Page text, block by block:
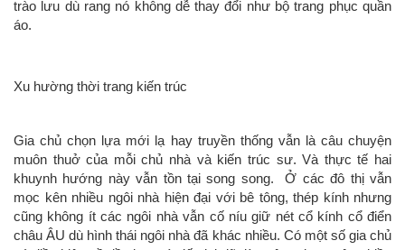
trào lưu dù rang nó không dễ thay đổi như bộ trang phục quần
áo.
Xu hường thời trang kiến trúc
Gia chủ chọn lựa mới lạ hay truyền thống vẫn là câu chuyện
muôn thuở của mỗi chủ nhà và kiến trúc sư. Và thực tế hai
khuynh hướng này vẫn tồn tại song song. Ở các đô thị vẫn
mọc kên nhiều ngôi nhà hiện đại với bê tông, thép kính nhưng
cũng không ít các ngôi nhà vẫn cố níu giữ nét cổ kính cổ điển
châu ÂU dù hình thái ngôi nhà đã khác nhiều. Có một số gia chủ